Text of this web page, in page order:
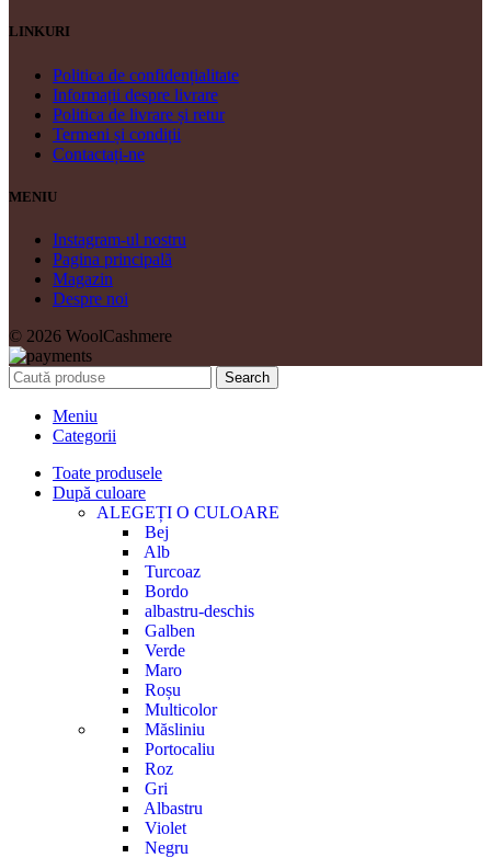
LINKURI
Politica de confidențialitate
Informații despre livrare
Politica de livrare și retur
Termeni și condiții
Contactați-ne
MENIU
Instagram-ul nostru
Pagina principală
Magazin
Despre noi
© 2026 WoolCashmere
Search
Meniu
Categorii
Toate produsele
După culoare
ALEGEȚI O CULOARE
Bej
Alb
Turcoaz
Bordo
albastru-deschis
Galben
Verde
Maro
Roșu
Multicolor
Măsliniu
Portocaliu
Roz
Gri
Albastru
Violet
Negru